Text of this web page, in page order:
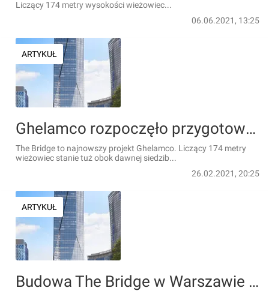
Liczący 174 metry wysokości wieżowiec...
06.06.2021, 13:25
ARTYKUŁ
Ghelamco rozpoczęło przygotowania do budowy 174 metrowego wieżowca The Bridge [ZDJĘCIA + WIZUALIZACJE]
The Bridge to najnowszy projekt Ghelamco. Liczący 174 metry
wieżowiec stanie tuż obok dawnej siedzib...
26.02.2021, 20:25
ARTYKUŁ
Budowa The Bridge w Warszawie coraz bliżej